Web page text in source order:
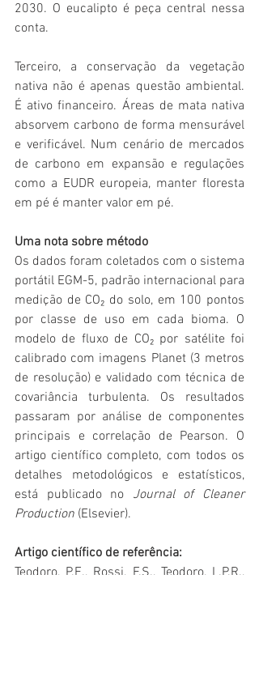
2030. O eucalipto é peça central nessa
conta.
Terceiro, a conservação da vegetação
nativa não é apenas questão ambiental.
É ativo financeiro. Áreas de mata nativa
absorvem carbono de forma mensurável
e verificável. Num cenário de mercados
de carbono em expansão e regulações
como a EUDR europeia, manter floresta
em pé é manter valor em pé.
Uma nota sobre método
Os dados foram coletados com o sistema
portátil EGM-5, padrão internacional para
medição de CO₂ do solo, em 100 pontos
por classe de uso em cada bioma. O
modelo de fluxo de CO₂ por satélite foi
calibrado com imagens Planet (3 metros
de resolução) e validado com técnica de
covariância turbulenta. Os resultados
passaram por análise de componentes
principais e correlação de Pearson. O
artigo científico completo, com todos os
detalhes metodológicos e estatísticos,
está publicado no Journal of Cleaner
Production (Elsevier).
Artigo científico de referência:
Teodoro, P.E., Rossi, F.S., Teodoro, L.P.R.,